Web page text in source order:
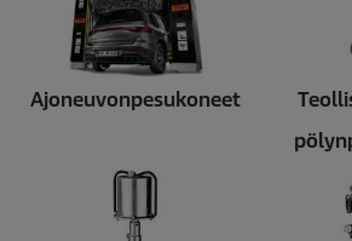
Ajoneuvonpesukoneet